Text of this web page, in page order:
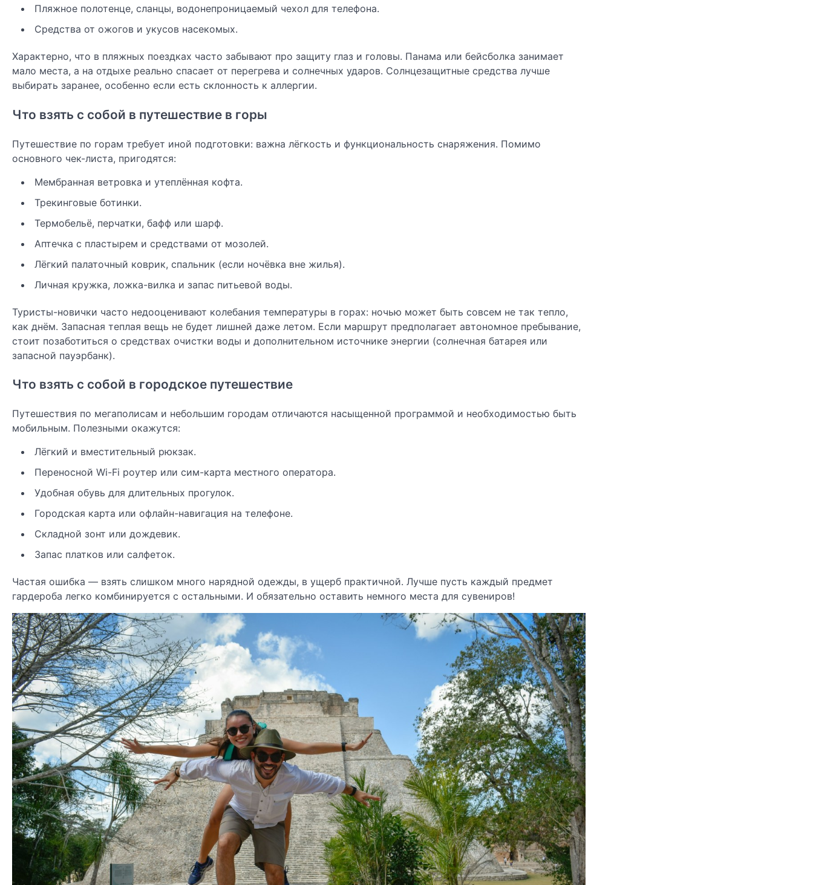
Пляжное полотенце, сланцы, водонепроницаемый чехол для телефона.
Средства от ожогов и укусов насекомых.
Характерно, что в пляжных поездках часто забывают про защиту глаз и головы. Панама или бейсболка занимает
мало места, а на отдыхе реально спасает от перегрева и солнечных ударов. Солнцезащитные средства лучше
выбирать заранее, особенно если есть склонность к аллергии.
Что взять с собой в путешествие в горы
Путешествие по горам требует иной подготовки: важна лёгкость и функциональность снаряжения. Помимо
основного чек-листа, пригодятся:
Мембранная ветровка и утеплённая кофта.
Трекинговые ботинки.
Термобельё, перчатки, бафф или шарф.
Аптечка с пластырем и средствами от мозолей.
Лёгкий палаточный коврик, спальник (если ночёвка вне жилья).
Личная кружка, ложка-вилка и запас питьевой воды.
Туристы-новички часто недооценивают колебания температуры в горах: ночью может быть совсем не так тепло,
как днём. Запасная теплая вещь не будет лишней даже летом. Если маршрут предполагает автономное пребывание,
стоит позаботиться о средствах очистки воды и дополнительном источнике энергии (солнечная батарея или
запасной пауэрбанк).
Что взять с собой в городское путешествие
Путешествия по мегаполисам и небольшим городам отличаются насыщенной программой и необходимостью быть
мобильным. Полезными окажутся:
Лёгкий и вместительный рюкзак.
Переносной Wi-Fi роутер или сим-карта местного оператора.
Удобная обувь для длительных прогулок.
Городская карта или офлайн-навигация на телефоне.
Складной зонт или дождевик.
Запас платков или салфеток.
Частая ошибка — взять слишком много нарядной одежды, в ущерб практичной. Лучше пусть каждый предмет
гардероба легко комбинируется с остальными. И обязательно оставить немного места для сувениров!